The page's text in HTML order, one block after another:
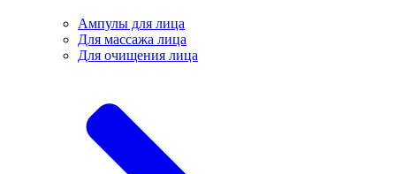
Ампулы для лица
Для массажа лица
Для очищения лица